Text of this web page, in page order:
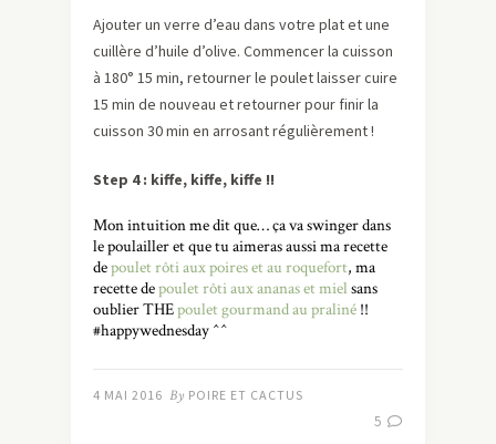
Ajouter un verre d’eau dans votre plat et une
cuillère d’huile d’olive. Commencer la cuisson
à 180° 15 min, retourner le poulet laisser cuire
15 min de nouveau et retourner pour finir la
cuisson 30 min en arrosant régulièrement !
Step 4 : kiffe, kiffe, kiffe !!
Mon intuition me dit que… ça va swinger dans
le poulailler et que tu aimeras aussi ma recette
depoulet rôti aux poires et au roquefort, ma
recette depoulet rôti aux ananas et miel sans
oublier THEpoulet gourmand au praliné !!
#happywednesday ^^
4 MAI 2016 By POIRE ET CACTUS
5